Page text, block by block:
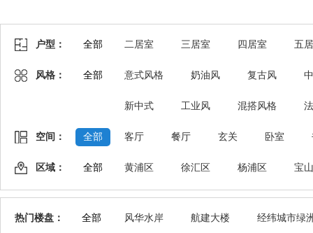
户型： 全部 二居室 三居室 四居室 五
风格： 全部 意式风格 奶油风 复古风
新中式 工业风 混搭风格
空间： 全部 客厅 餐厅 玄关 卧室
区域： 全部 黄浦区 徐汇区 杨浦区 宝
热门楼盘： 全部 风华水岸 航建大楼 经纬城市绿